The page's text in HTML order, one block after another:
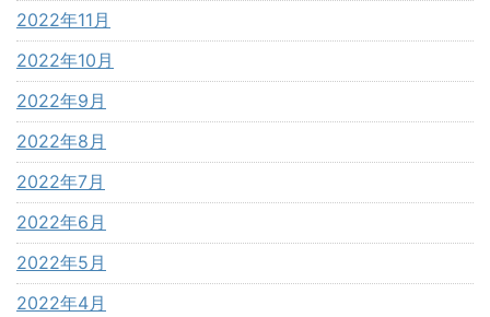
2022年11月
2022年10月
2022年9月
2022年8月
2022年7月
2022年6月
2022年5月
2022年4月